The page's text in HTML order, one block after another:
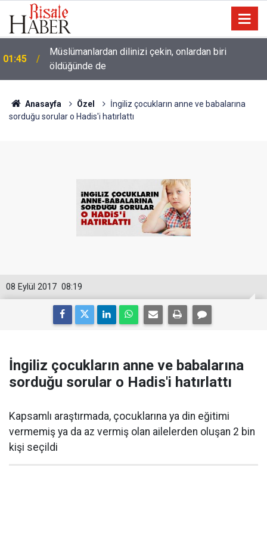
01:45
Müslümanlardan dilinizi çekin, onlardan biri
öldüğünde de
Anasayfa Özel
İngiliz çocukların anne ve babalarına
sorduğu sorular o Hadis'i hatırlattı
08:19
08 Eylül 2017
İngiliz çocukların anne ve babalarına
sorduğu sorular o Hadis'i hatırlattı
Kapsamlı araştırmada, çocuklarına ya din eğitimi
vermemiş ya da az vermiş olan ailelerden oluşan 2 bin
kişi seçildi